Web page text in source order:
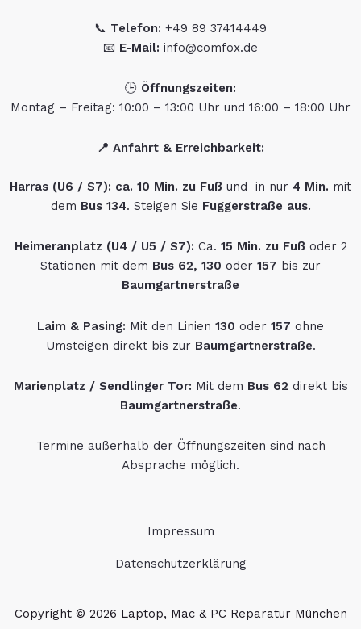
📞 Telefon: +49 89 37414449
📧 E-Mail: info@comfox.de
🕒 Öffnungszeiten:
Montag – Freitag: 10:00 – 13:00 Uhr und 16:00 – 18:00 Uhr
📍 Anfahrt & Erreichbarkeit:
Harras (U6 / S7): ca. 10 Min. zu Fuß und in nur 4 Min. mit
dem Bus 134. Steigen Sie Fuggerstraße aus.
Heimeranplatz (U4 / U5 / S7): Ca. 15 Min. zu Fuß oder 2
Stationen mit dem Bus 62, 130 oder 157 bis zur
Baumgartnerstraße
Laim & Pasing: Mit den Linien 130 oder 157 ohne
Umsteigen direkt bis zur Baumgartnerstraße.
Marienplatz / Sendlinger Tor: Mit dem Bus 62 direkt bis
Baumgartnerstraße.
Termine außerhalb der Öffnungszeiten sind nach
Absprache möglich.
Impressum
Datenschutzerklärung
Copyright © 2026 Laptop, Mac & PC Reparatur München